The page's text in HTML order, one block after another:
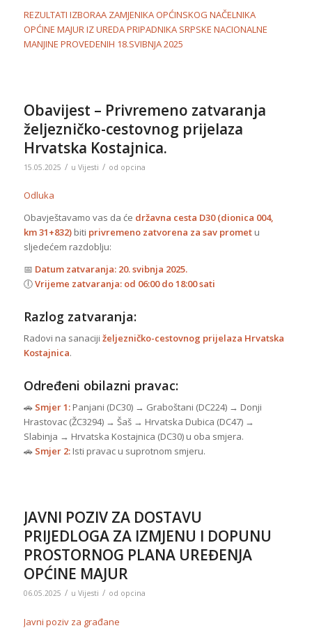
REZULTATI IZBORAA ZAMJENIKA OPĆINSKOG NAČELNIKA
OPĆINE MAJUR IZ UREDA PRIPADNIKA SRPSKE NACIONALNE
MANJINE PROVEDENIH 18.SVIBNJA 2025
Obavijest – Privremeno zatvaranja
željezničko-cestovnog prijelaza
Hrvatska Kostajnica.
15.05.2025 / u Vijesti / od opcina
Odluka
Obavještavamo vas da će državna cesta D30 (dionica 004,
km 31+832)biti privremeno zatvorena za sav prometu
sljedećem razdoblju:
📅 Datum zatvaranja: 20. svibnja 2025.
🕕Vrijeme zatvaranja: od 06:00 do 18:00 sati
Razlog zatvaranja:
Radovi na sanaciji željezničko-cestovnog prijelaza Hrvatska
Kostajnica.
Određeni obilazni pravac:
🚗 Smjer 1:Panjani (DC30) → Graboštani (DC224) → Donji
Hrastovac (ŽC3294) → Šaš → Hrvatska Dubica (DC47) →
Slabinja → Hrvatska Kostajnica (DC30) u oba smjera.
🚗 Smjer 2:Isti pravac u suprotnom smjeru.
JAVNI POZIV ZA DOSTAVU
PRIJEDLOGA ZA IZMJENU I DOPUNU
PROSTORNOG PLANA UREĐENJA
OPĆINE MAJUR
06.05.2025 / u Vijesti / od opcina
Javni poziv za građane